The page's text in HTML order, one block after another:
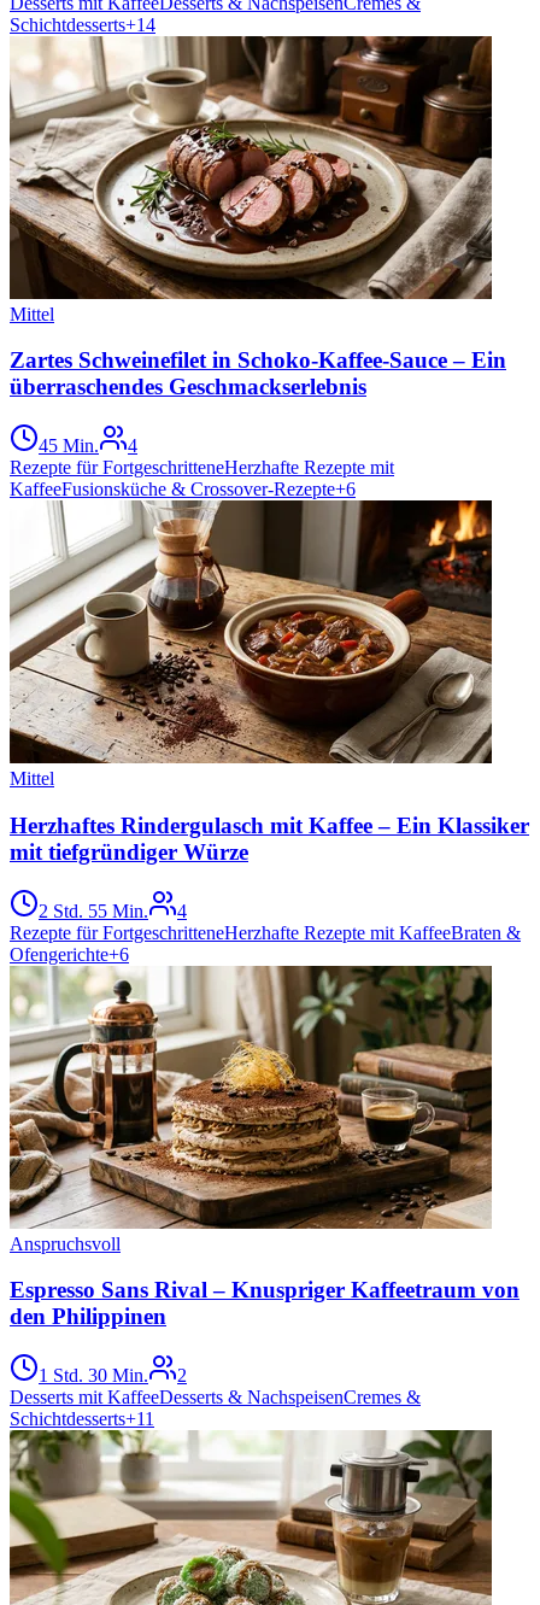
Schichtdesserts+14
Mittel
Zartes Schweinefilet in Schoko-Kaffee-Sauce – Ein
überraschendes Geschmackserlebnis
45 Min.
4
Rezepte für FortgeschritteneHerzhafte Rezepte mit
KaffeeFusionsküche & Crossover-Rezepte+6
Mittel
Herzhaftes Rindergulasch mit Kaffee – Ein Klassiker
mit tiefgründiger Würze
2 Std. 55 Min.
4
Rezepte für FortgeschritteneHerzhafte Rezepte mit KaffeeBraten &
Ofengerichte+6
Anspruchsvoll
Espresso Sans Rival – Knuspriger Kaffeetraum von
den Philippinen
1 Std. 30 Min.
2
Desserts mit KaffeeDesserts & NachspeisenCremes &
Schichtdesserts+11